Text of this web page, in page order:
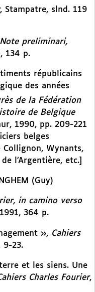
, Stampatre, slnd. 119
preliminari,
134 p.
républicains
des années
de la Fédération
de Belgique
1990, pp. 209-221
belges
Wynants,
l’Argentière, etc.]
(Guy)
in camino verso
364 p.
», Cahiers
9-23.
et les siens. Une
Charles Fourier,